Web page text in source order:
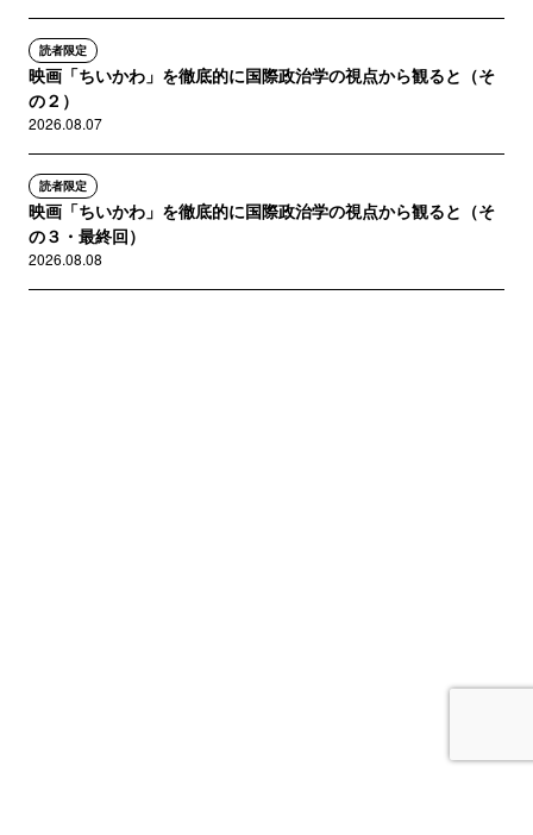
読者限定
映画「ちいかわ」を徹底的に国際政治学の視点から観ると（そ
の２）
2026.08.07
読者限定
映画「ちいかわ」を徹底的に国際政治学の視点から観ると（そ
の３・最終回）
2026.08.08